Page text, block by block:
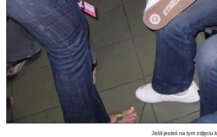
Jeśli jesteś na tym zdjęciu